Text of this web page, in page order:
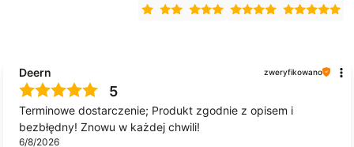
Deern zweryfikowano
5
Terminowe dostarczenie; Produkt zgodnie z opisem i
bezbłędny! Znowu w każdej chwili!
6/8/2026